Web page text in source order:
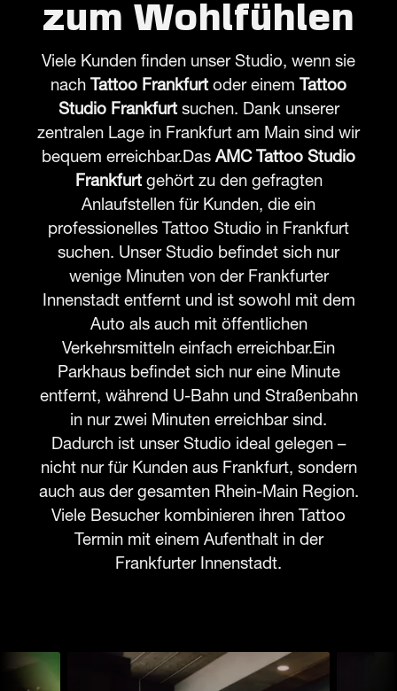
zum Wohlfühlen
Viele Kunden finden unser Studio, wenn sie
nach Tattoo Frankfurt oder einem Tattoo
Studio Frankfurtsuchen. Dank unserer
zentralen Lage in Frankfurt am Main sind wir
bequem erreichbar.DasAMC Tattoo Studio
Frankfurtgehört zu den gefragten
Anlaufstellen für Kunden, die ein
professionelles Tattoo Studio in Frankfurt
suchen. Unser Studio befindet sich nur
wenige Minuten von der Frankfurter
Innenstadt entfernt und ist sowohl mit dem
Auto als auch mit öffentlichen
Verkehrsmitteln einfach erreichbar.Ein
Parkhaus befindet sich nur eine Minute
entfernt, während U-Bahn und Straßenbahn
in nur zwei Minuten erreichbar sind.
Dadurch ist unser Studio ideal gelegen –
nicht nur für Kunden aus Frankfurt, sondern
auch aus der gesamten Rhein-Main Region.
Viele Besucher kombinieren ihren Tattoo
Termin mit einem Aufenthalt in der
Frankfurter Innenstadt.